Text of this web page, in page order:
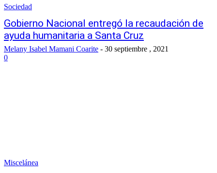
Sociedad
Gobierno Nacional entregó la recaudación de
ayuda humanitaria a Santa Cruz
Melany Isabel Mamani Coarite - 30 septiembre , 2021
0
Miscelánea